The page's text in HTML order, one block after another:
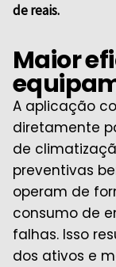
de reais.
Maior
A aplicação
diretamente
de
preventivas
operam de
consumo de
falhas. Isso
dos ativos e